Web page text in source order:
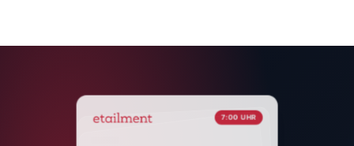
7:00 UHR